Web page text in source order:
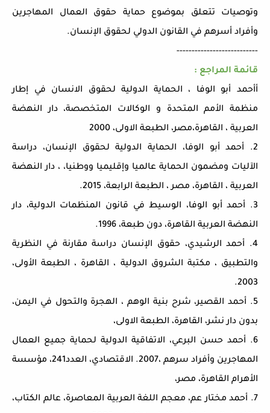
وتوصيات تتعلق بموضوع حماية حقوق العمال المهاجرين
وأفراد أسرهم في القانون الدولي لحقوق الإنسان.
---------------------------
قائمة المراجع :
أأحمد أبو الوفا ، الحماية الدولية لحقوق الانسان في إطار
منظمة الأمم المتحدة و الوكالات المتخصصة، دار النهضة
العربية ، القاهرة،مصر، الطبعة الاولى، 2000
2. أحمد أبو الوفا، الحماية الدولية لحقوق الإنسان، دراسة
الآليات ومضمون الحماية عالميا وإقليميا ووطنيا، ، دار النهضة
العربية ، القاهرة، مصر ، الطبعة الرابعة، 2015.
3. أحمد أبو الوفا، الوسيط في قانون المنظمات الدولية، دار
النهضة العربية القاهرة، دون طبعة، 1996.
4. أحمد الرشيدي، حقوق الإنسان دراسة مقارنة في النظرية
والتطبيق ، مكتبة الشروق الدولية ، القاهرة ، الطبعة الأولى،
2003.
5. أحمد القصير، شرح بنية الوهم ، الهجرة والتحول في اليمن،
بدون دار نشر، القاهرة، الطبعة الاولى،
6. أحمد حسن البرعي، الاتفاقية الدولية لحماية جميع العمال
المهاجرين وأفراد سرهم ،2007. الاقتصادي، العدد241، مؤسسة
الأهرام القاهرة، مصر،
7. أحمد مختار عم، معجم اللغة العربية المعاصرة، عالم الكتاب،